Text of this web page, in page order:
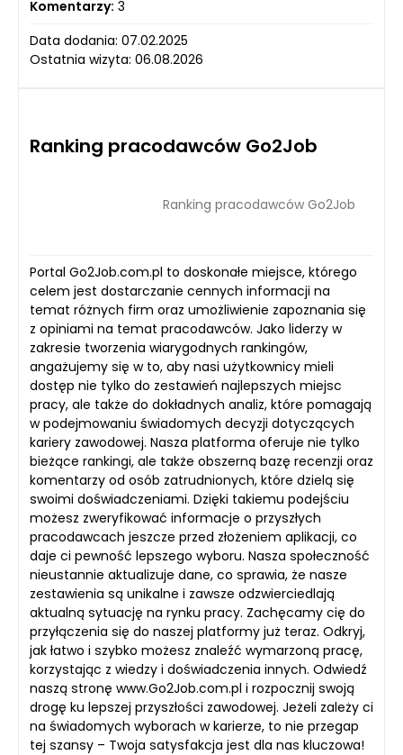
Komentarzy: 3
Data dodania: 07.02.2025
Ostatnia wizyta: 06.08.2026
Ranking pracodawców Go2Job
Ranking pracodawców Go2Job
Portal Go2Job.com.pl to doskonałe miejsce, którego
celem jest dostarczanie cennych informacji na
temat różnych firm oraz umożliwienie zapoznania się
z opiniami na temat pracodawców. Jako liderzy w
zakresie tworzenia wiarygodnych rankingów,
angażujemy się w to, aby nasi użytkownicy mieli
dostęp nie tylko do zestawień najlepszych miejsc
pracy, ale także do dokładnych analiz, które pomagają
w podejmowaniu świadomych decyzji dotyczących
kariery zawodowej. Nasza platforma oferuje nie tylko
bieżące rankingi, ale także obszerną bazę recenzji oraz
komentarzy od osób zatrudnionych, które dzielą się
swoimi doświadczeniami. Dzięki takiemu podejściu
możesz zweryfikować informacje o przyszłych
pracodawcach jeszcze przed złożeniem aplikacji, co
daje ci pewność lepszego wyboru. Nasza społeczność
nieustannie aktualizuje dane, co sprawia, że nasze
zestawienia są unikalne i zawsze odzwierciedlają
aktualną sytuację na rynku pracy. Zachęcamy cię do
przyłączenia się do naszej platformy już teraz. Odkryj,
jak łatwo i szybko możesz znaleźć wymarzoną pracę,
korzystając z wiedzy i doświadczenia innych. Odwiedź
naszą stronę www.Go2Job.com.pl i rozpocznij swoją
drogę ku lepszej przyszłości zawodowej. Jeżeli zależy ci
na świadomych wyborach w karierze, to nie przegap
tej szansy – Twoja satysfakcja jest dla nas kluczowa!